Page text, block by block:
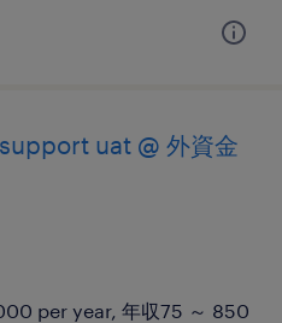
uat @ 外資金
per year, 年収75 ～ 850